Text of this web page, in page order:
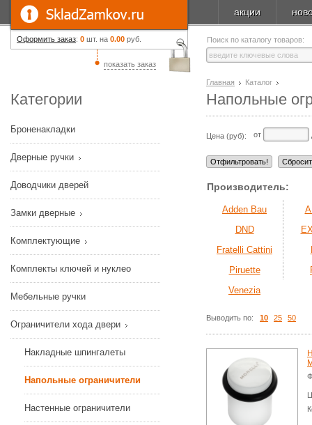
Оформить заказ: 0 шт. на 0.00 руб.
показать заказ
акции
Поиск по каталогу товаров:
Категории
Броненакладки
Дверные ручки
Доводчики дверей
Замки дверные
Комплектующие
Комплекты ключей и нуклео
Мебельные ручки
Ограничители хода двери
Накладные шпингалеты
Напольные ограничители
Настенные ограничители
Главная Каталог
Напольные
Цена (руб): от
Производитель:
Adden Bau
DND
Fratelli Cattini
Piruette
Venezia
Выводить по: 10 25 50